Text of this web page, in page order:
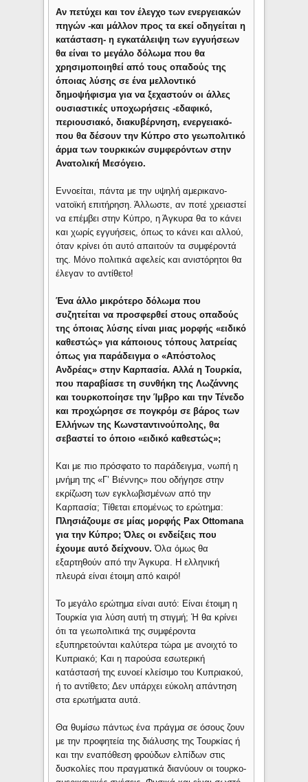
Αν πετύχει και τον έλεγχο των ενεργειακών
πηγών -και μάλλον προς τα εκεί οδηγείται η
κατάσταση- η εγκατάλειψη των εγγυήσεων
θα είναι το μεγάλο δόλωμα που θα
χρησιμοποιηθεί από τους οπαδούς της
όποιας λύσης σε ένα μελλοντικό
δημοψήφισμα για να ξεχαστούν οι άλλες
ουσιαστικές υποχωρήσεις -εδαφικό,
περιουσιακό, διακυβέρνηση, ενεργειακό-
που θα δέσουν την Κύπρο στο γεωπολιτικό
άρμα των τουρκικών συμφερόντων στην
Ανατολική Μεσόγειο.
Εννοείται, πάντα με την υψηλή αμερικανο-
νατοϊκή επιτήρηση. Άλλωστε, αν ποτέ χρειαστεί
να επέμβει στην Κύπρο, η Άγκυρα θα το κάνει
και χωρίς εγγυήσεις, όπως το κάνει και αλλού,
όταν κρίνει ότι αυτό απαιτούν τα συμφέροντά
της. Μόνο πολιτικά αφελείς και ανιστόρητοι θα
έλεγαν το αντίθετο!
Ένα άλλο μικρότερο δόλωμα που
συζητείται να προσφερθεί στους οπαδούς
της όποιας λύσης είναι μιας μορφής «ειδικό
καθεστώς» για κάποιους τόπους λατρείας
όπως για παράδειγμα ο «Απόστολος
Ανδρέας» στην Καρπασία. Αλλά η Τουρκία,
που παραβίασε τη συνθήκη της Λωζάννης
και τουρκοποίησε την Ίμβρο και την Τένεδο
και προχώρησε σε πογκρόμ σε βάρος των
Ελλήνων της Κωνσταντινούπολης, θα
σεβαστεί το όποιο «ειδικό καθεστώς»;
Και με πιο πρόσφατο το παράδειγμα, νωπή η
μνήμη της «Γ’ Βιέννης» που οδήγησε στην
εκρίζωση των εγκλωβισμένων από την
Καρπασία; Τίθεται επομένως το ερώτημα:
Πλησιάζουμε σε μίας μορφής Pax Ottomana
για την Κύπρο; Όλες οι ενδείξεις που
έχουμε αυτό δείχνουν. Όλα όμως θα
εξαρτηθούν από την Άγκυρα. Η ελληνική
πλευρά είναι έτοιμη από καιρό!
Το μεγάλο ερώτημα είναι αυτό: Είναι έτοιμη η
Τουρκία για λύση αυτή τη στιγμή; Ή θα κρίνει
ότι τα γεωπολιτικά της συμφέροντα
εξυπηρετούνται καλύτερα τώρα με ανοιχτό το
Κυπριακό; Και η παρούσα εσωτερική
κατάστασή της ευνοεί κλείσιμο του Κυπριακού,
ή το αντίθετο; Δεν υπάρχει εύκολη απάντηση
στα ερωτήματα αυτά.
Θα θυμίσω πάντως ένα πράγμα σε όσους ζουν
με την προφητεία της διάλυσης της Τουρκίας ή
και την εναπόθεση φρούδων ελπίδων στις
δυσκολίες που πραγματικά διανύουν οι τουρκο-